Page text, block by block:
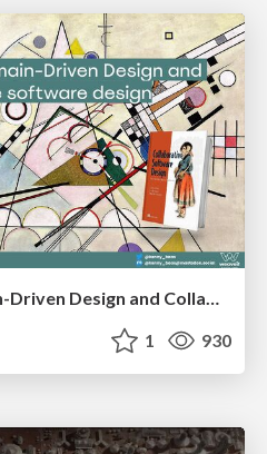
Introduction to Domain-Driven Design and Collaborative software design
1 930